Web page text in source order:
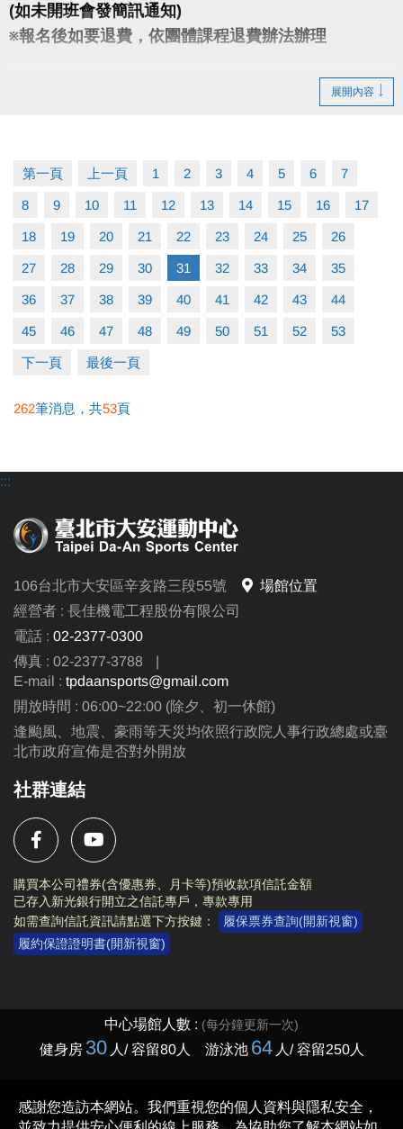
(如未開班會發簡訊通知)
※報名後如要退費，依團體課程退費辦法辦理
長佳Sports+ APP傳送門⬇
APPLE
https://reurl.cc/y60bN8
google play https://reurl.cc/E1yN5a
展開內容
第一頁 上一頁 1 2 3 4 5 6 7
8 9 10 11 12 13 14 15 16 17
18 19 20 21 22 23 24 25 26
27 28 29 30 31 32 33 34 35
36 37 38 39 40 41 42 43 44
45 46 47 48 49 50 51 52 53
下一頁 最後一頁
262筆消息，共53頁
:::
106台北市大安區辛亥路三段55號
場館位置
經營者 : 長佳機電工程股份有限公司
電話 : 02-2377-0300
傳真 : 02-2377-3788
|
E-mail : tpdaansports@gmail.com
開放時間 : 06:00~22:00 (除夕、初一休館)
逢颱風、地震、豪雨等天災均依照行政院人事行政總處或臺
北市政府宣佈是否對外開放
社群連結
購買本公司禮券(含優惠券、月卡等)預收款項信託金額
已存入新光銀行開立之信託專戶，專款專用
如需查詢信託資訊請點選下方按鍵：
履保票券查詢(開新視窗)
履約保證證明書(開新視窗)